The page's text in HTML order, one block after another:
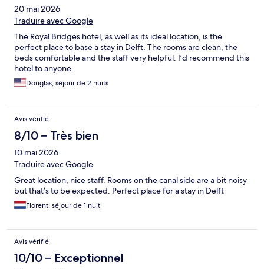
20 mai 2026
Traduire avec Google
The Royal Bridges hotel, as well as its ideal location, is the
perfect place to base a stay in Delft. The rooms are clean, the
beds comfortable and the staff very helpful. I’d recommend this
hotel to anyone.
Douglas, séjour de 2 nuits
Avis vérifié
8/10 – Très bien
10 mai 2026
Traduire avec Google
Great location, nice staff. Rooms on the canal side are a bit noisy
but that’s to be expected. Perfect place for a stay in Delft
Florent, séjour de 1 nuit
Avis vérifié
10/10 – Exceptionnel